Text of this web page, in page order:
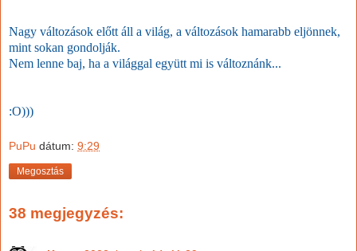
Nagy változások előtt áll a világ, a változások hamarabb eljönnek,
mint sokan gondolják.
Nem lenne baj, ha a világgal együtt mi is változnánk...
:O)))
PuPu dátum: 9:29
Megosztás
38 megjegyzés: